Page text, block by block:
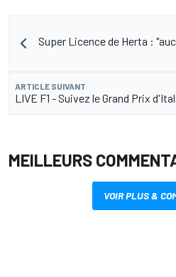
Super Licence de Herta :
ARTICLE SUIVANT
LIVE F1 - Suivez le Grand Prix
MEILLEURS
VOIR PLUS &